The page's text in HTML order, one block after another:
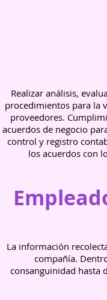
Realizar análisis,
procedimientos para la
proveedores.
acuerdos de negocio
control y registro
los acuerdos con
La información
compañía.
consanguinidad hasta